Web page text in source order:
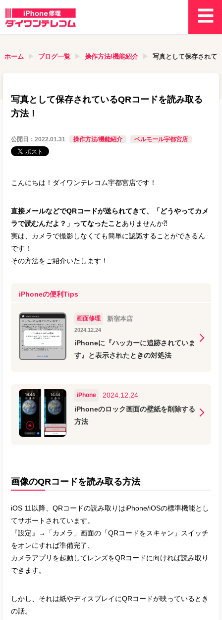
ホーム ブログ一覧 操作方法/機能紹介 写真として保存されて
写真として保存されているQRコードを読み取る
方法！
公開日：2022.01.31 操作方法/機能紹介 ベルモール宇都宮店
こんにちは！ダイワンテレコム宇都宮店です！
直接メールなどでQRコードが送られてきて、「どうやってカメ
ラで読むんだよ？」ってなったことありませんか⁈
実は、カメラで撮影しなくても簡単に認識することができるん
です！
その方法をご紹介いたします！
iPhoneの便利Tips
画面修理 新宿本店
2024.12.24
iPhoneに『ハッカーに追跡されていま
す』と表示されたときの対処法
iPhone
2024.12.24
iPhoneのロック画面の壁紙を削除する
方法
画像のQRコードを読み取る方法
iOS 11以降、QRコードの読み取りはiPhone/iOSの標準機能とし
てサポートされています。
『設定』→「カメラ」画面の「QRコードをスキャン」スイッチ
をオンにすれば準備完了、
カメラアプリを起動してレンズをQRコードに向ければ読み取り
できます。
しかし、それは紙やディスプレイにQRコードが映っているとき
の話。